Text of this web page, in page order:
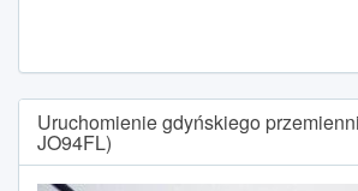
Uruchomienie gdyńskiego
JO94FL)